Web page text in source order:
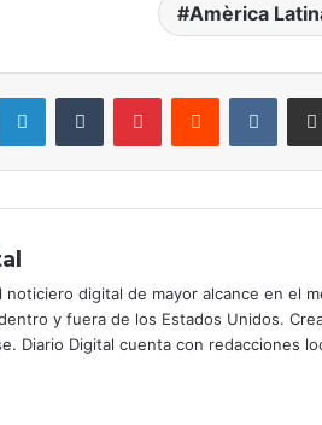
Amèrica
noticiero digital de mayor alcance en el
y fuera de los Estados Unidos.
Diario Digital cuenta con redacciones